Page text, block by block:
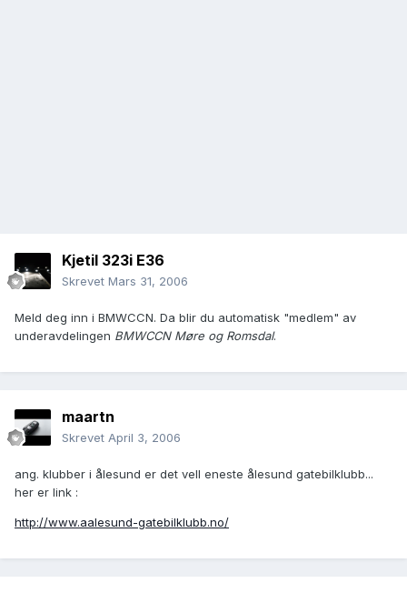
Kjetil 323i E36
Skrevet Mars 31, 2006
Meld deg inn i BMWCCN. Da blir du automatisk "medlem" av
underavdelingen BMWCCN Møre og Romsdal.
maartn
Skrevet April 3, 2006
ang. klubber i ålesund er det vell eneste ålesund gatebilklubb...
her er link :
http://www.aalesund-gatebilklubb.no/